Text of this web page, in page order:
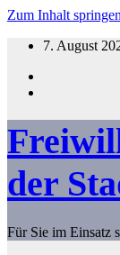
Zum Inhalt springen
7. August
der
Für Sie im Einsatz